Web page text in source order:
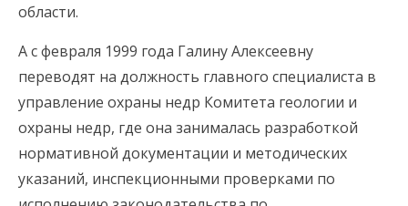
области.
А с февраля 1999 года Галину Алексеевну
переводят на должность главного специалиста в
управление охраны недр Комитета геологии и
охраны недр, где она занималась разработкой
нормативной документации и методических
указаний, инспекционными проверками по